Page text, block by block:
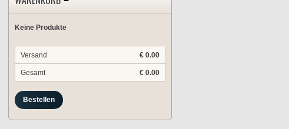
Keine Produkte
Versand € 0.00
Gesamt € 0.00
Bestellen